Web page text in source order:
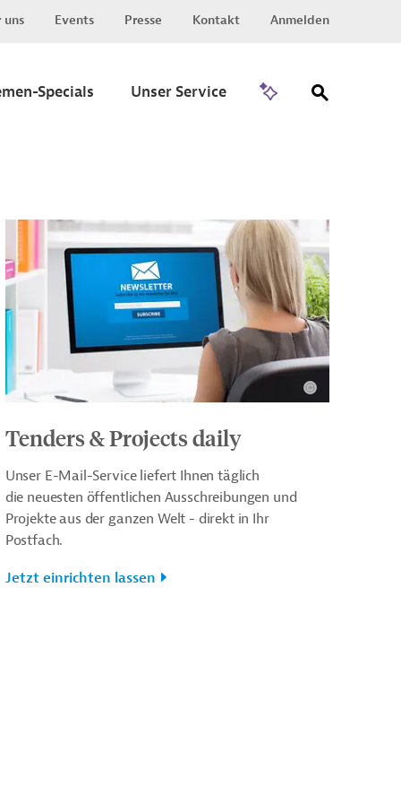
uns Events Presse Kontakt Anmelden
Specials Unser Service
Tenders & Projects daily
Unser E-Mail-Service liefert Ihnen täglich
die neuesten öffentlichen Ausschreibungen und
Projekte aus der ganzen Welt - direkt in Ihr
Postfach.
Jetzt einrichten lassen